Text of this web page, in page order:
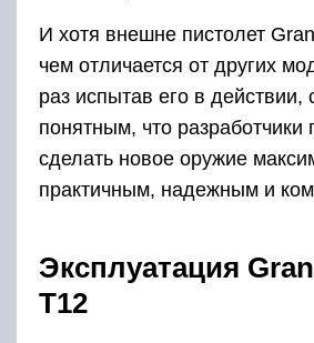
И хотя внешне пистолет
чем отличается от других
раз испытав его в действии,
понятным, что разработчики
сделать новое оружие
практичным, надежным и
Эксплуатация
T12